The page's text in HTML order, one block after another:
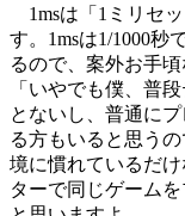
1msは「1ミリセ
す。1msは1/1000秒
るので、案外お手頃
「いやでも僕、普
とないし、普通に
る方もいると思う
境に慣れているだ
ターで同じゲーム